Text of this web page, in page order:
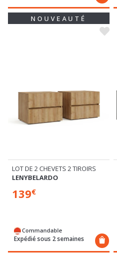
NOUVEAUTÉ
LOT DE 2 CHEVETS 2 TIROIRS
LENYBELARDO
139€
Commandable
Expédié sous 2 semaines